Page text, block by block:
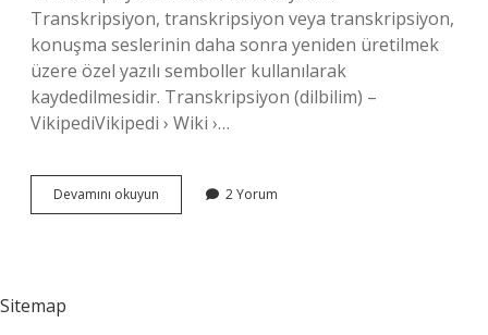
Transkripsiyon, transkripsiyon veya transkripsiyon,
konuşma seslerinin daha sonra yeniden üretilmek
üzere özel yazılı semboller kullanılarak
kaydedilmesidir. Transkripsiyon (dilbilim) –
VikipediVikipedi › Wiki ›…
Devamını okuyun Transkripsiyon
Ne
2 Yorum
Sitemap